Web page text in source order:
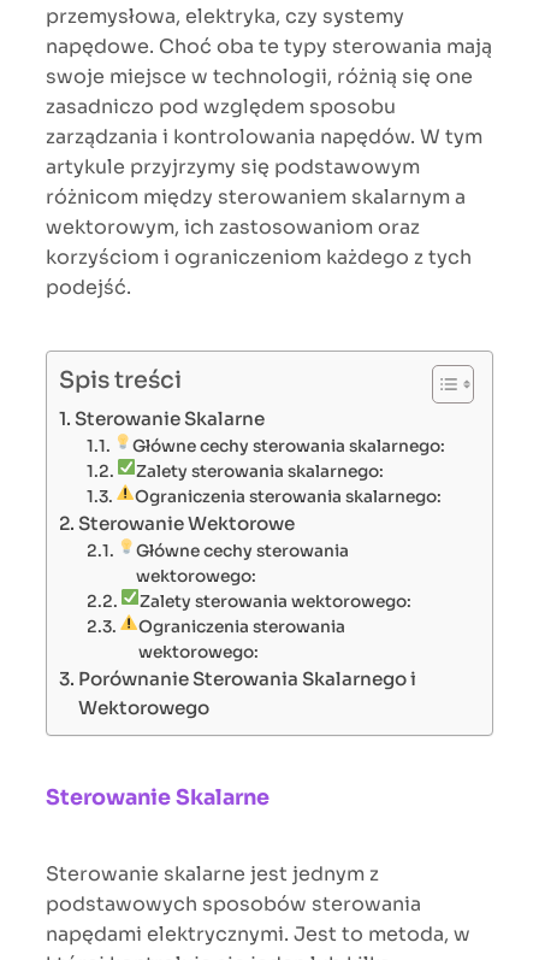
przemysłowa, elektryka, czy systemy
napędowe. Choć oba te typy sterowania mają
swoje miejsce w technologii, różnią się one
zasadniczo pod względem sposobu
zarządzania i kontrolowania napędów. W tym
artykule przyjrzymy się podstawowym
różnicom między sterowaniem skalarnym a
wektorowym, ich zastosowaniom oraz
korzyściom i ograniczeniom każdego z tych
podejść.
Spis treści
Sterowanie Skalarne
Główne cechy sterowania skalarnego:
Zalety sterowania skalarnego:
Ograniczenia sterowania skalarnego:
Sterowanie Wektorowe
Główne cechy sterowania
wektorowego:
Zalety sterowania wektorowego:
Ograniczenia sterowania
wektorowego:
Porównanie Sterowania Skalarnego i
Wektorowego
Sterowanie Skalarne
Sterowanie skalarne jest jednym z
podstawowych sposobów sterowania
napędami elektrycznymi. Jest to metoda, w